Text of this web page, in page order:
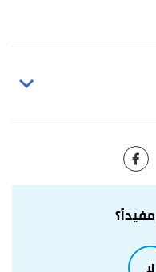
Things (IoT) is a
and
Everything you